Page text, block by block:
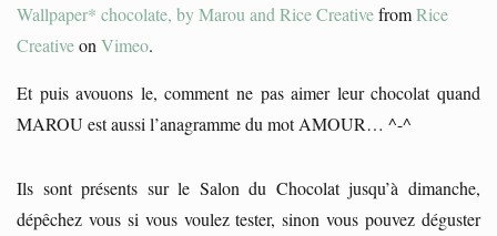
Wallpaper* chocolate, by Marou and Rice CreativefromRice
Creativeon Vimeo.
Et puis avouons le, comment ne pas aimer leur chocolat quand
MAROU est aussi l’anagramme du mot AMOUR… ^-^
Ils sont présents sur le Salon du Chocolat jusqu’à dimanche,
dépêchez vous si vous voulez tester, sinon vous pouvez déguster